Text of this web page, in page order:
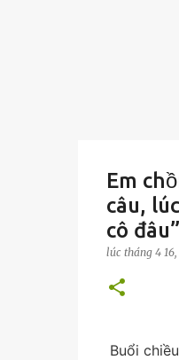
Em
câu,
cô đâu”
lúc tháng 4
Buổi